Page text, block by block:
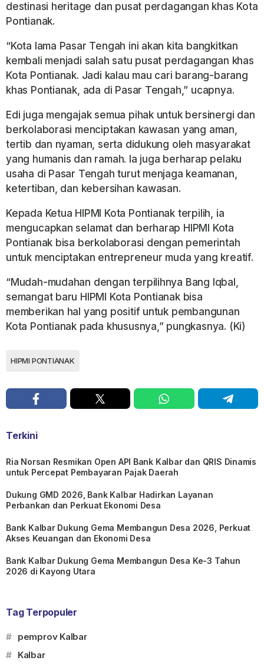
destinasi heritage dan pusat perdagangan khas Kota
Pontianak.
“Kota lama Pasar Tengah ini akan kita bangkitkan
kembali menjadi salah satu pusat perdagangan khas
Kota Pontianak. Jadi kalau mau cari barang-barang
khas Pontianak, ada di Pasar Tengah,” ucapnya.
Edi juga mengajak semua pihak untuk bersinergi dan
berkolaborasi menciptakan kawasan yang aman,
tertib dan nyaman, serta didukung oleh masyarakat
yang humanis dan ramah. Ia juga berharap pelaku
usaha di Pasar Tengah turut menjaga keamanan,
ketertiban, dan kebersihan kawasan.
Kepada Ketua HIPMI Kota Pontianak terpilih, ia
mengucapkan selamat dan berharap HIPMI Kota
Pontianak bisa berkolaborasi dengan pemerintah
untuk menciptakan entrepreneur muda yang kreatif.
“Mudah-mudahan dengan terpilihnya Bang Iqbal,
semangat baru HIPMI Kota Pontianak bisa
memberikan hal yang positif untuk pembangunan
Kota Pontianak pada khususnya,” pungkasnya. (Ki)
HIPMI PONTIANAK
Terkini
Ria Norsan Resmikan Open API Bank Kalbar dan QRIS Dinamis
untuk Percepat Pembayaran Pajak Daerah
Dukung GMD 2026, Bank Kalbar Hadirkan Layanan
Perbankan dan Perkuat Ekonomi Desa
Bank Kalbar Dukung Gema Membangun Desa 2026, Perkuat
Akses Keuangan dan Ekonomi Desa
Bank Kalbar Dukung Gema Membangun Desa Ke-3 Tahun
2026 di Kayong Utara
Tag Terpopuler
# pemprov Kalbar
# Kalbar